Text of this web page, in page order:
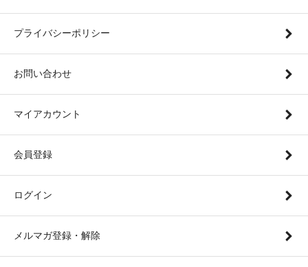
プライバシーポリシー
お問い合わせ
マイアカウント
会員登録
ログイン
メルマガ登録・解除